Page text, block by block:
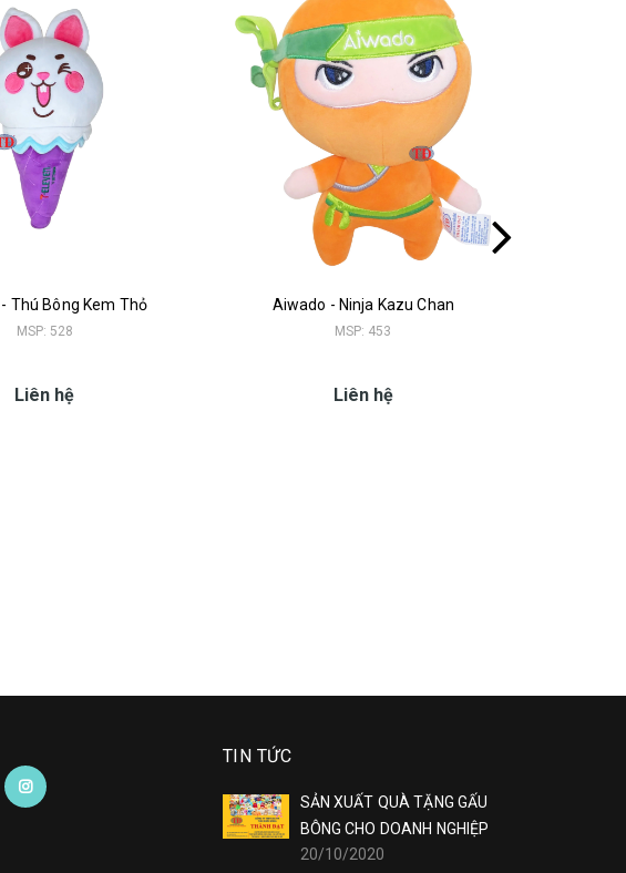
Thú Bông Kem Thỏ
MSP: 528
Liên hệ
Aiwado - Ninja Kazu Chan
MSP: 453
Liên hệ
TIN TỨC
SẢN XUẤT QUÀ TẶNG GẤU
BÔNG CHO DOANH NGHIỆP
20/10/2020